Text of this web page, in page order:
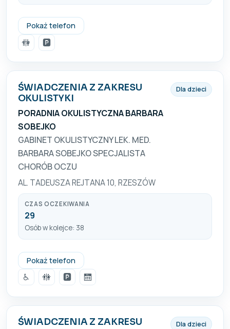
Pokaż telefon
+48 17 860 26 55
🚻
🅿️
ŚWIADCZENIA Z ZAKRESU
OKULISTYKI
PORADNIA OKULISTYCZNA BARBARA
SOBEJKO
GABINET OKULISTYCZNY LEK. MED.
BARBARA SOBEJKO SPECJALISTA
CHORÓB OCZU
AL. TADEUSZA REJTANA 10, RZESZÓW
Dla dzieci
CZAS OCZEKIWANIA
29
Osób w kolejce: 38
Pokaż telefon
+48 531 895 354
♿
🚻 🅿️ 🛗
ŚWIADCZENIA Z ZAKRESU
Dla dzieci